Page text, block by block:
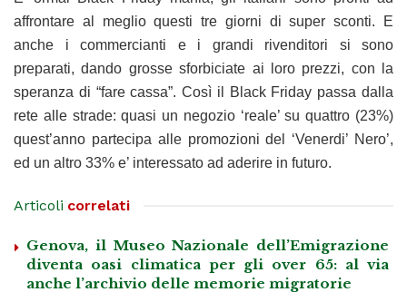
affrontare al meglio questi tre giorni di super sconti. E
anche i commercianti e i grandi rivenditori si sono
preparati, dando grosse sforbiciate ai loro prezzi, con la
speranza di “fare cassa”. Così il Black Friday passa dalla
rete alle strade: quasi un negozio ‘reale’ su quattro (23%)
quest’anno partecipa alle promozioni del ‘Venerdi’ Nero’,
ed un altro 33% e’ interessato ad aderire in futuro.
Articoli correlati
Genova, il Museo Nazionale dell’Emigrazione
diventa oasi climatica per gli over 65: al via
anche l’archivio delle memorie migratorie